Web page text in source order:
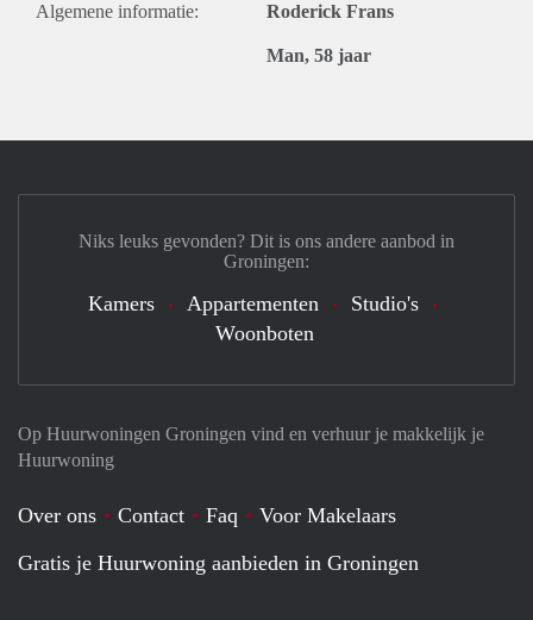
Algemene informatie: Roderick Frans
Man, 58 jaar
Op Huurwoningen Groningen vind en verhuur je makkelijk je
Huurwoning
Over ons Contact Faq
Voor Makelaars
Gratis je Huurwoning aanbieden in Groningen
Niks leuks gevonden? Dit is ons andere aanbod in
Groningen:
Kamers Appartementen
Studio's
Woonboten